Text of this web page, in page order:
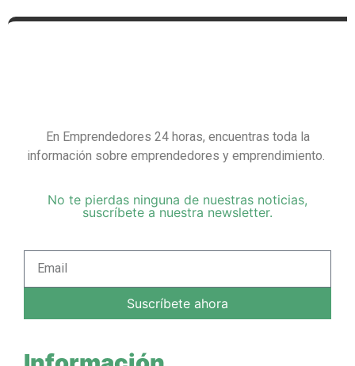
En Emprendedores 24 horas, encuentras toda la
información sobre emprendedores y emprendimiento.
No te pierdas ninguna de nuestras noticias,
suscríbete a nuestra newsletter.
Suscríbete ahora